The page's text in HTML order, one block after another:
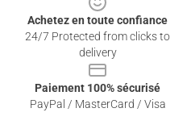
Achetez en toute confiance
24/7 Protected from clicks to
delivery
Paiement 100% sécurisé
PayPal / MasterCard / Visa